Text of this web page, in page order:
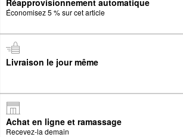
Réapprovisionnement automatique
Économisez 5 % sur cet article
Livraison le jour même
Achat en ligne et ramassage
Recevez-la demain